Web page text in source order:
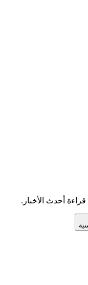
أحدث الأخبار.